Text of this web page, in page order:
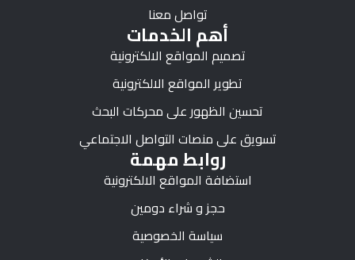
تواصل معنا
أهم الخدمات
تصميم المواقع الالكترونية
تطوير المواقع الالكترونية
تحسين الظهور على محركات البحث
تسويق على منصات التواصل الاجتماعي
روابط مهمة
استضافة المواقع الالكترونية
حجز و شراء دومين
سياسة الخصوصية